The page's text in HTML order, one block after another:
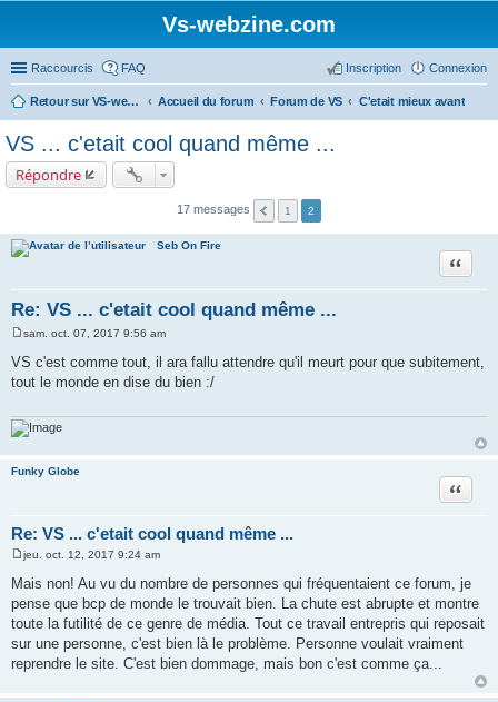
Vs-webzine.com
Raccourcis FAQ Connexion
Inscription
Retour sur VS-webzine Accueil du forum Forum de VS C'etait mieux avant
VS ... c'etait cool quand même ...
Répondre
17 messages 1 2
Seb On Fire
Re: VS ... c'etait cool quand même ...
Citer
e
s
s
e
sam. oct. 07, 2017 9:56 am
VS c'est comme tout, il ara fallu attendre qu'il meurt pour que subitement,
tout le monde en dise du bien :/
Funky Globe
Re: VS ... c'etait cool quand même ...
Citer
M
e
s
s
a
g
e
jeu. oct. 12, 2017 9:24 am
Mais non! Au vu du nombre de personnes qui fréquentaient ce forum, je
pense que bcp de monde le trouvait bien. La chute est abrupte et montre
toute la futilité de ce genre de média. Tout ce travail entrepris qui reposait
sur une personne, c'est bien là le problème. Personne voulait vraiment
reprendre le site. C'est bien dommage, mais bon c'est comme ça...